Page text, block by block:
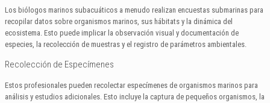
Los biólogos marinos subacuáticos a menudo realizan encuestas submarinas para
recopilar datos sobre organismos marinos, sus hábitats y la dinámica del
ecosistema. Esto puede implicar la observación visual y documentación de
especies, la recolección de muestras y el registro de parámetros ambientales.
Recolección de Especímenes
Estos profesionales pueden recolectar especímenes de organismos marinos para
análisis y estudios adicionales. Esto incluye la captura de pequeños organismos, la